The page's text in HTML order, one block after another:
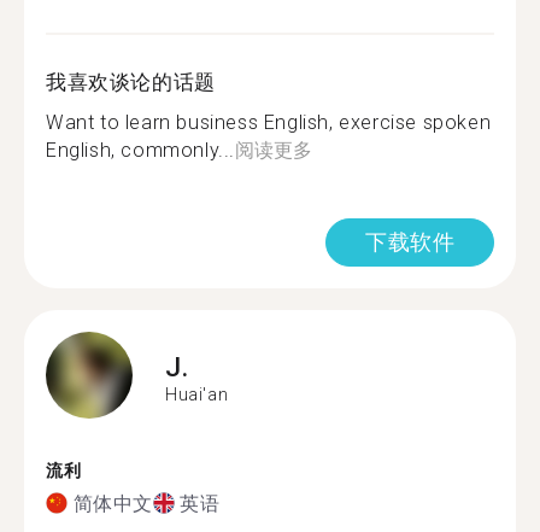
我喜欢谈论的话题
Want to learn business English, exercise spoken
English, commonly...阅读更多
下载软件
J.
Huai'an
流利
简体中文 英语